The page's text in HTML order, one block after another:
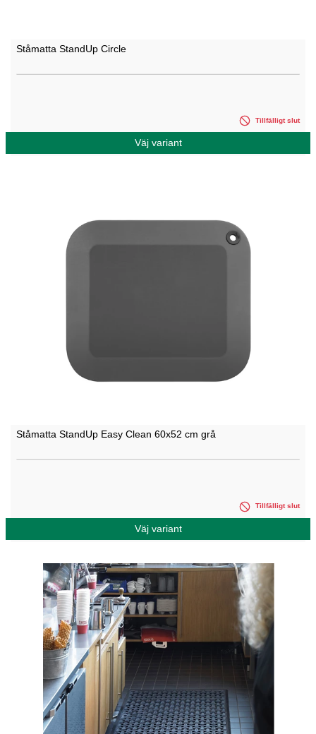
Ståmatta StandUp Circle
Tillfälligt slut
Väj variant
Ståmatta StandUp Easy Clean 60x52 cm grå
Tillfälligt slut
Väj variant